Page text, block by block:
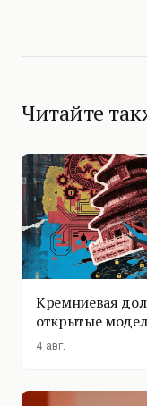
Читайте
Кремниевая
открытые
4 авг.